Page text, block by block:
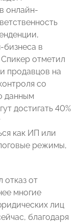
онлайн-
бизнеса в
отметил
продавцов на
со
данным
достигать 40%
как ИП или
режимы,
отказ от
многие
лиц
благодаря